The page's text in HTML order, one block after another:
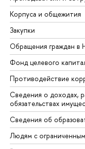
Корпуса и общежития
Закупки
Обращения граждан
Фонд целевого
Противодействие
Сведения о доходах,
обязательствах
Сведения об
Людям с